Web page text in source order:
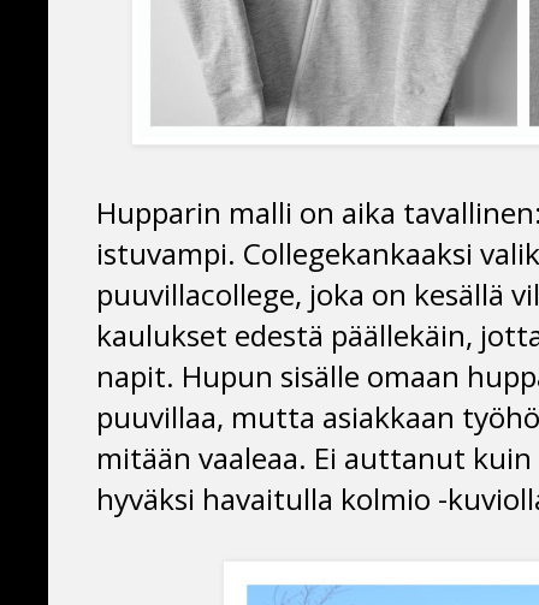
Hupparin malli on aika
istuvampi. Collegekankaaksi
puuvillacollege, joka on kesällä
kaulukset edestä päällekäin,
napit. Hupun sisälle omaan
puuvillaa, mutta asiakkaan
mitään vaaleaa. Ei auttanut
hyväksi havaitulla kolmio -